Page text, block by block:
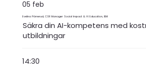
05 feb
Evelina Pärnerud, CSR Manager Social Impact & AI Education, IBM
Säkra din AI-kompetens med
utbildningar
14:30